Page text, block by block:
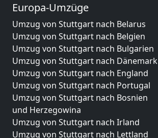
Europa-Umzüge
Umzug von Stuttgart nach Belarus
Umzug von Stuttgart nach Belgien
Umzug von Stuttgart nach Bulgarien
Umzug von Stuttgart nach Dänemark
Umzug von Stuttgart nach England
Umzug von Stuttgart nach Portugal
Umzug von Stuttgart nach Bosnien
und Herzegowina
Umzug von Stuttgart nach Irland
Umzug von Stuttgart nach Lettland